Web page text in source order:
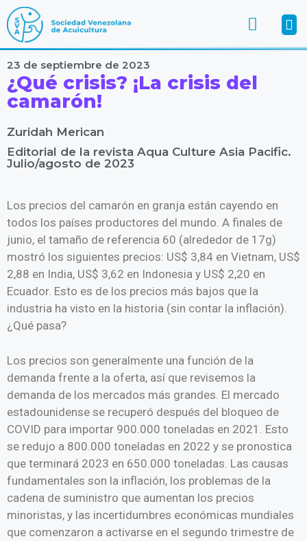
23 de septiembre de 2023
¿Qué crisis? ¡La crisis del
camarón!
Zuridah Merican
Editorial de la revista Aqua Culture Asia Pacific.
Julio/agosto de 2023
Los precios del camarón en granja están cayendo en
todos los países productores del mundo. A finales de
junio, el tamaño de referencia 60 (alrededor de 17g)
mostró los siguientes precios: US$ 3,84 en Vietnam, US$
2,88 en India, US$ 3,62 en Indonesia y US$ 2,20 en
Ecuador. Esto es de los precios más bajos que la
industria ha visto en la historia (sin contar la inflación).
¿Qué pasa?
Los precios son generalmente una función de la
demanda frente a la oferta, así que revisemos la
demanda de los mercados más grandes. El mercado
estadounidense se recuperó después del bloqueo de
COVID para importar 900.000 toneladas en 2021. Esto
se redujo a 800.000 toneladas en 2022 y se pronostica
que terminará 2023 en 650.000 toneladas. Las causas
fundamentales son la inflación, los problemas de la
cadena de suministro que aumentan los precios
minoristas, y las incertidumbres económicas mundiales
que comenzaron a activarse en el segundo trimestre de